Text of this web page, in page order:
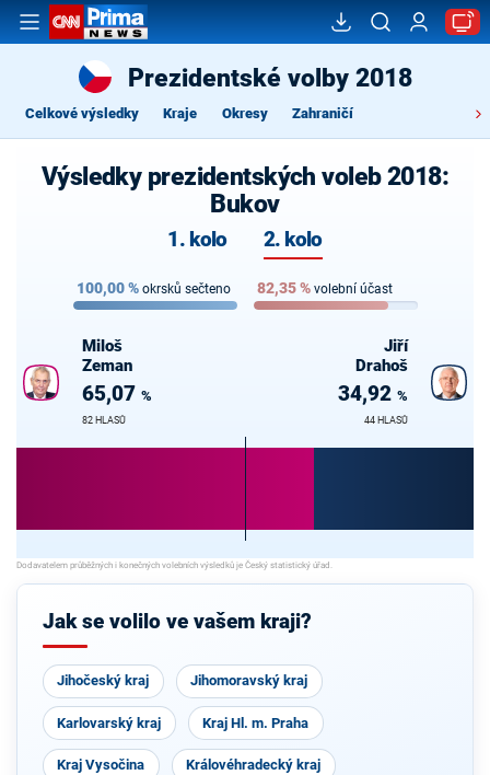
Prezidentské volby 2018
Celkové výsledky Kraje Okresy Zahraničí
Výsledky prezidentských voleb 2018:
Bukov
1. kolo 2. kolo
100,00% okrsků sečteno 82,35% volební účast
Miloš
Zeman
65,07 %
82 HLASŮ
Jiří
Drahoš
34,92 %
44 HLASŮ
Jak se volilo ve vašem kraji?
Jihočeský kraj Jihomoravský kraj
Karlovarský kraj Kraj Hl. m. Praha
Kraj Vysočina Královéhradecký kraj